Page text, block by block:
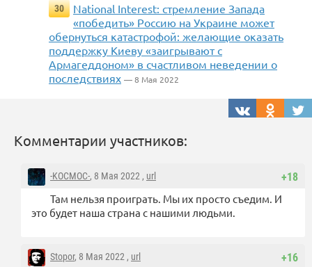
30
National Interest: стремление Запада
«победить» Россию на Украине может
обернуться катастрофой: желающие оказать
поддержку Киеву «заигрывают с
Армагеддоном» в счастливом неведении о
последствиях — 8 Мая 2022
Комментарии участников:
+18
-KOCMOC-, 8 Мая 2022 , url
Там нельзя проиграть. Мы их просто съедим. И
это будет наша страна с нашими людьми.
+16
Stopor, 8 Мая 2022 , url